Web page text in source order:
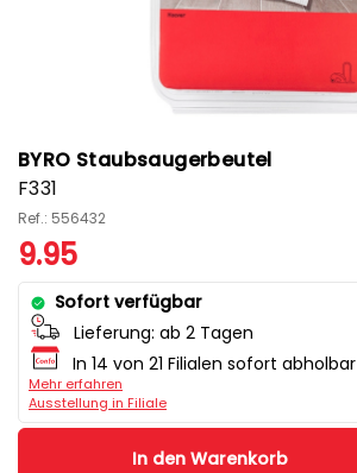
BYRO Staubsaugerbeutel
F331
Ref.: 556432
9.95
Sofort verfügbar
Lieferung: ab 2 Tagen
In 14 von 21 Filialen sofort abholbar
Mehr erfahren
Ausstellung in Filiale
In den Warenkorb